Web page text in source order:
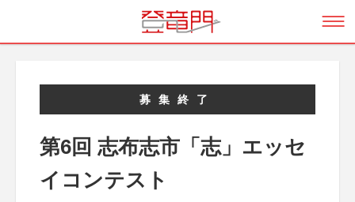
募集終了
第6回 志布志市「志」エッセ
イコンテスト